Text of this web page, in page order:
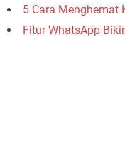
5 Cara Menghemat
Fitur WhatsApp